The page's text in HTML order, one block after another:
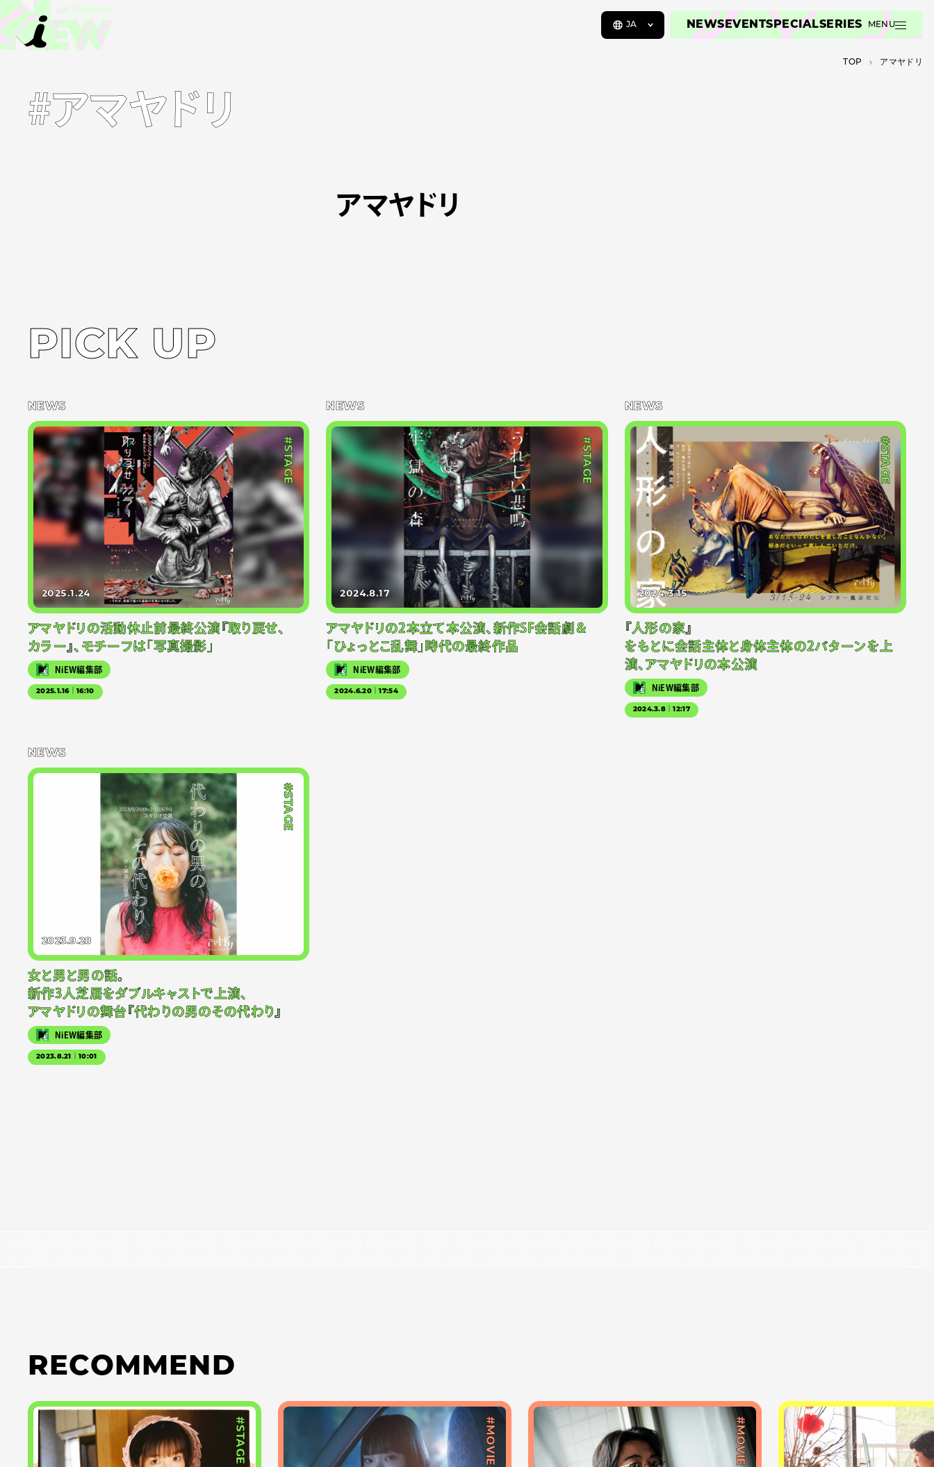
JA NEWS EVENTSPECIALSERIES MENU
TOP アマヤドリ
#アマヤドリ
アマヤドリ
PICK UP
NEWS
#STAGE
2025.1.24
アマヤドリの活動休止前最終公演『取り戻せ、
カラー』、モチーフは「写真撮影」
NiEW編集部
2025.1.16｜16:10
NEWS
#STAGE
2024.8.17
アマヤドリの2本立て本公演、新作SF会話劇＆
「ひょっとこ乱舞」時代の最終作品
NiEW編集部
2024.6.20｜17:54
NEWS
#STAGE
2024.3.15
『人形の家』
をもとに会話主体と身体主体の2パターンを上
演、アマヤドリの本公演
NiEW編集部
2024.3.8｜12:17
NEWS
#STAGE
2023.9.28
女と男と男の話。
新作3人芝居をダブルキャストで上演、
アマヤドリの舞台『代わりの男のその代わり』
NiEW編集部
2023.8.21｜10:01
RECOMMEND
#STAGE #MOVIE #MOVIE